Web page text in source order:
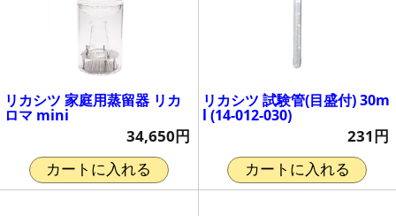
リカシツ 家庭用蒸留器 リカ
ロマ mini
34,650円
カートに入れる
リカシツ 試験管(目盛付) 30m
l (14-012-030)
231円
カートに入れる